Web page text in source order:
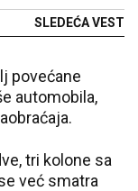
SLEDEĆA VEST
povećane
automobila,
tri kolone sa
već smatra